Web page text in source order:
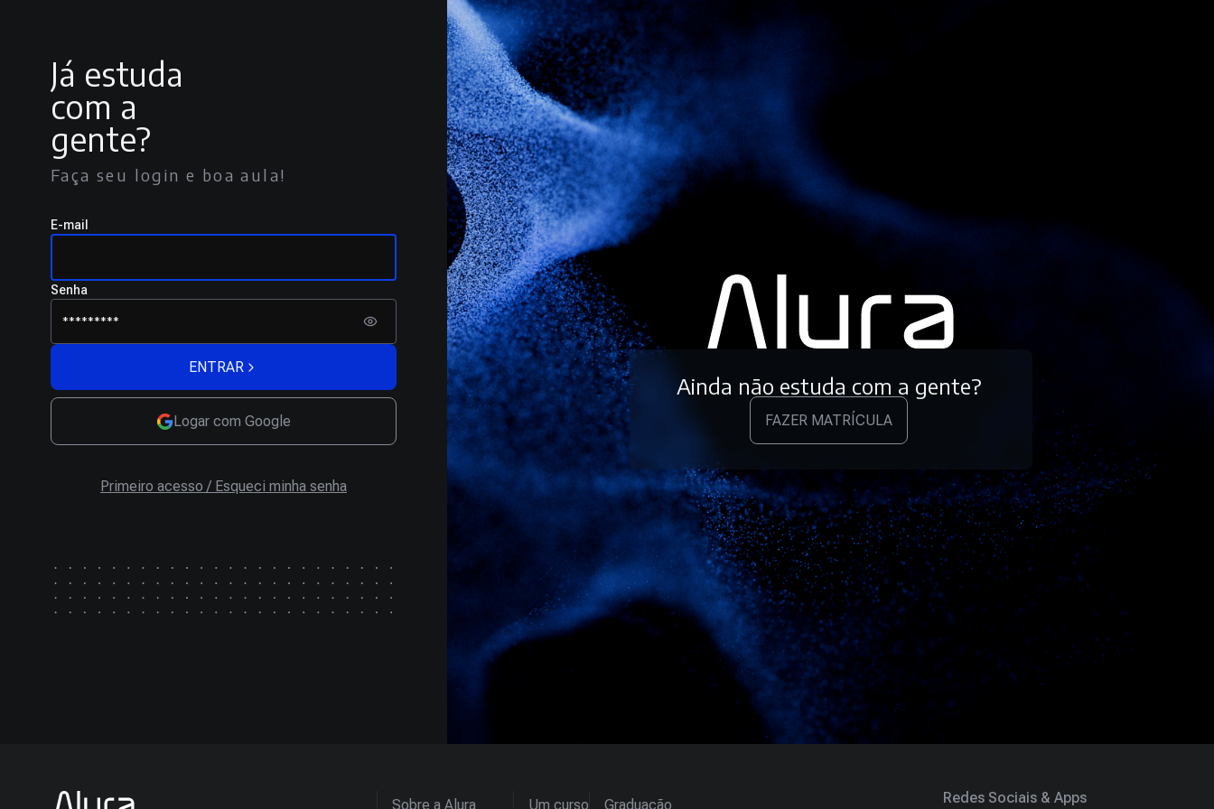
Já estuda
com a
gente?
Faça seu login e boa aula!
E-mail
Senha
ENTRAR
Logar com Google
Primeiro acesso / Esqueci minha senha
Ainda não estuda com a gente?
FAZER MATRÍCULA
Sobre a Alura Um curso Graduação Redes Sociais & Apps